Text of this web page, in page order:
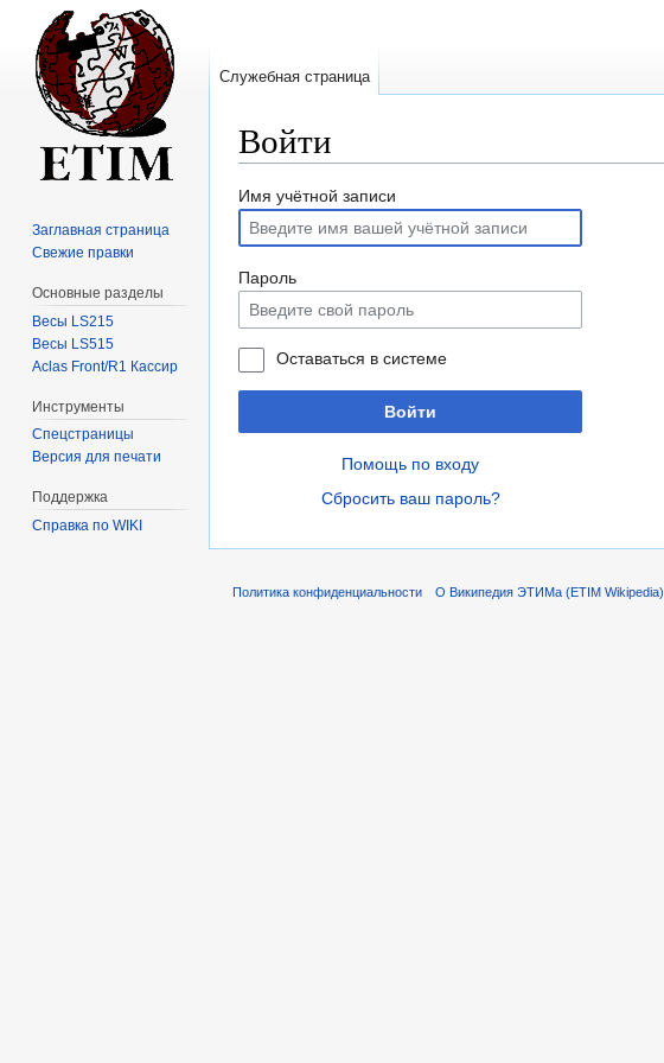
Войти
Перейти
навигации
Перейти
поиску
Имя учётной записи
Пароль
Оставаться в системе
Войти
Помощь по входу
Сбросить ваш пароль?
Служебная страница
Заглавная страница
Свежие правки
Основные разделы
Весы LS215
Весы LS515
Aclas Front/R1 Кассир
Инструменты
Спецстраницы
Версия для печати
Поддержка
Справка по WIKI
Политика конфиденциальности О Википедия ЭТИМа (ETIM Wikipedia)